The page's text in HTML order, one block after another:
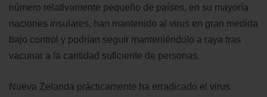
número relativamente pequeño de países, en su mayoría
naciones insulares, han mantenido al virus en gran medida
bajo control y podrían seguir manteniéndolo a raya tras
vacunar a la cantidad suficiente de personas.
Nueva Zelanda prácticamente ha erradicado el virus